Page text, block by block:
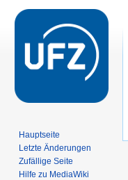
Hauptseite
Letzte Änderungen
Zufällige Seite
Hilfe zu MediaWiki